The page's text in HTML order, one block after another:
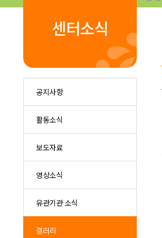
센터소식
공지사항
활동소식
보도자료
영상소식
유관기관 소식
갤러리